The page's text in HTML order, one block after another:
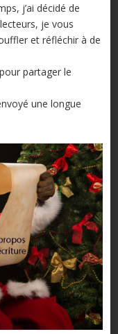
j’ai décidé de
je vous
et réfléchir à de
partager le
une longue